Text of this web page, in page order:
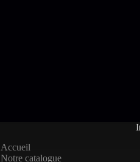
Accueil
Notre catalogue